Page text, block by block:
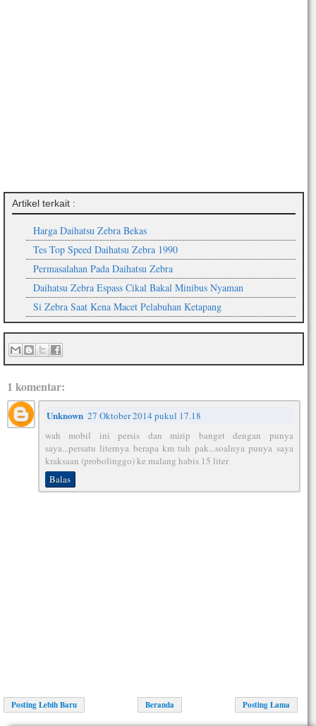
Artikel terkait :
Harga Daihatsu Zebra Bekas
Tes Top Speed Daihatsu Zebra 1990
Permasalahan Pada Daihatsu Zebra
Daihatsu Zebra Espass Cikal Bakal Minibus Nyaman
Si Zebra Saat Kena Macet Pelabuhan Ketapang
1 komentar:
Unknown 27 Oktober 2014 pukul 17.18
wah mobil ini persis dan mirip banget dengan punya
saya...persatu liternya berapa km tuh pak...soalnya punya saya
kraksaan (probolinggo) ke malang habis 15 liter
Balas
Posting Lebih Baru Posting Lama
Beranda